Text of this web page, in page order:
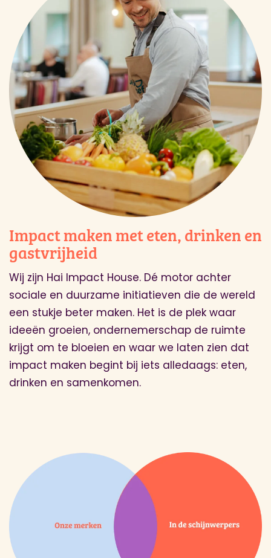
Impact maken met eten, drinken en
gastvrijheid
Wij zijn Hai Impact House. Dé motor achter
sociale en duurzame initiatieven die de wereld
een stukje beter maken. Het is de plek waar
ideeën groeien, ondernemerschap de ruimte
krijgt om te bloeien en waar we laten zien dat
impact maken begint bij iets alledaags: eten,
drinken en samenkomen.